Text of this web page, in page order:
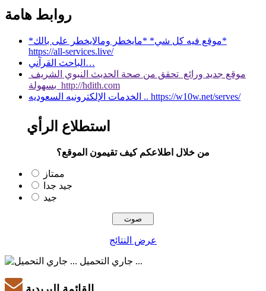
روابط هامة
*موقع فيه كل شي* *مايخطر ومالايخطر على بالك*
https://all-services.live/
الباحث القرآني…
موقع جديد ورائع تحقق من صحة الحديث النبوي الشريف
بسهولة http://hdith.com
الخدمات الإلكترونيه السعوديه .. https://w10w.net/serves/
استطلاع الرأي
من خلال اطلاعكم كيف تقيمون الموقع؟
ممتاز
جيد جدا
جيد
عرض النتائج
جاري التحميل ...